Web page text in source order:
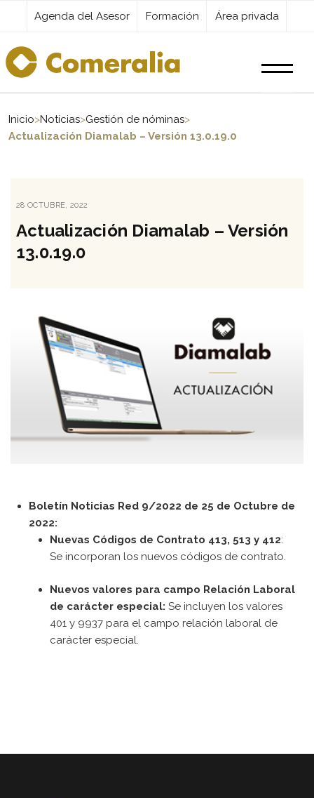
Agenda del Asesor Formación Área privada
Productos
Destacados
Actualidad
Contacto
[searchwp_form id=1]
Inicio>Noticias>Gestión de nóminas>
Actualización Diamalab – Versión 13.0.19.0
PUBLICADO
28 OCTUBRE, 2022
Actualización Diamalab – Versión
13.0.19.0
Boletín Noticias Red 9/2022 de 25 de Octubre de
2022:
Nuevas Códigos de Contrato 413, 513 y 412:
Se incorporan los nuevos códigos de contrato.
Nuevos valores para campo Relación Laboral
de carácter especial: Se incluyen los valores
401 y 9937 para el campo relación laboral de
carácter especial.